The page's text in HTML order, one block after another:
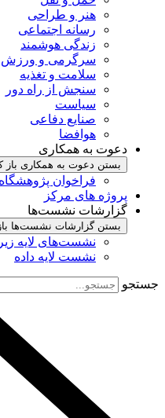
هنر و طراحی
رسانه اجتماعی
زندگی هوشمند
سرگرمی و ورزش
سلامت و تغذیه
سنجش از راه دور
سیاست
صنایع دفاعی
هوافضا
دعوت به همکاری
بستن دعوت به همکاری
فراخوان پژوهشگاه
پروژه های مرکز
گزارشات نشست‌ها
بستن گزارشات نشست‌ها
نشست‌‌های لایه
نشست لایه داده
جستجو